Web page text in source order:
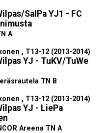
SalPa YJ1 - FC
A
, T13-12 (2013-2014)
YJ - TuKV/TuWe
TN B
, T13-12 (2013-2014)
YJ - LiePa
Areena TN A